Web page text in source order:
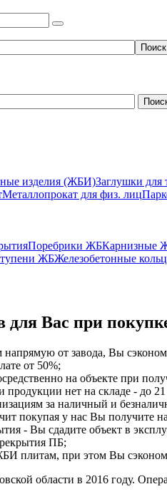
изделия (ЖБИ)Заглушки для
Металлопрокат для физ. лиц
Поребрики ЖБКарнизные
ЖБЖелезобетонные
для Вас при
от завода, Вы
от 50%;
на объекте при
нет на складе - до
за наличный и
покупая у нас Вы получите
- Вы сдадите объект в
ПБ;
плитам, при этом Вы
области в 2016 году.